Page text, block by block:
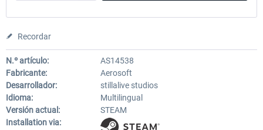
Recordar
N.º artículo:
AS14538
Fabricante:
Aerosoft
Desarrollador:
stillalive studios
Idioma:
Multilingual
Versión actual:
STEAM
Installation via: